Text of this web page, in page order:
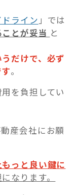
ライン 」では
とが妥当 と
だけで、必ず
。
を負担してい
産会社にお願
っと良い鍵に
なります。